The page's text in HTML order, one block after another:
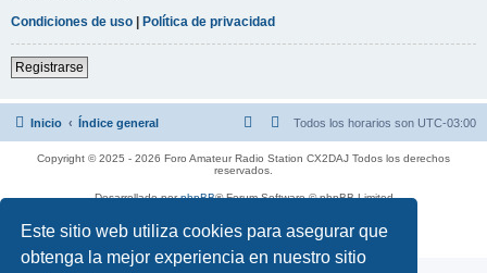
Este sitio web utiliza cookies para asegurar que
obtenga la mejor experiencia en nuestro sitio
Condiciones de uso | Política de privacidad
Registrarse
Inicio Índice general Todos los horarios son UTC-03:00
Copyright © 2025 - 2026 Foro Amateur Radio Station CX2DAJ Todos los derechos
reservados.
Desarrollado porphpBB® Forum Software © phpBB Limited
Privacidad| Condiciones